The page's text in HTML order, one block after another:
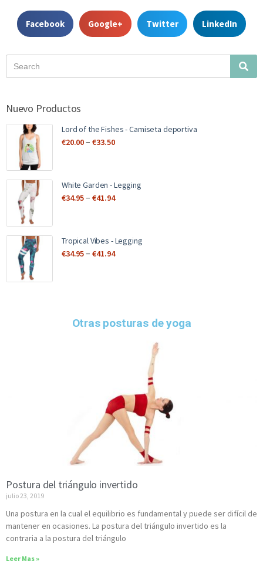
Facebook Google+ Twitter LinkedIn
Nuevo Productos
Lord of the Fishes - Camiseta deportiva
€20.00–€33.50
White Garden - Legging
€34.95–€41.94
Tropical Vibes - Legging
€34.95–€41.94
Otras posturas de yoga
Postura del triángulo invertido
julio 23, 2019
Una postura en la cual el equilibrio es fundamental y puede ser difícil de
mantener en ocasiones. La postura del triángulo invertido es la
contraria a la postura del triángulo
Leer Mas »